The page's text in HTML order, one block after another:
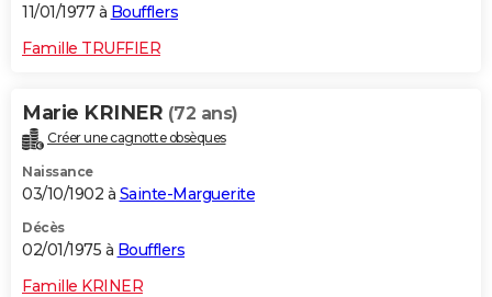
11/01/1977 à Boufflers
Famille TRUFFIER
Marie KRINER (72 ans)
Créer une cagnotte obsèques
Naissance
03/10/1902 à Sainte-Marguerite
Décès
02/01/1975 à Boufflers
Famille KRINER